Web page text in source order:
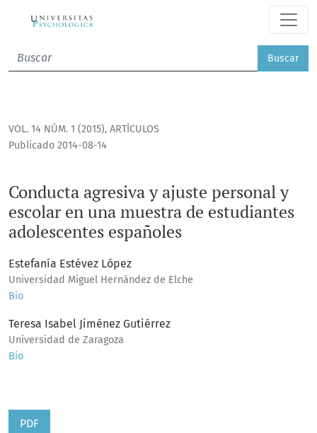
Conducta agresiva y ajuste personal y escolar en una
Buscar
VOL. 14 NÚM. 1 (2015), ARTÍCULOS
Conducta agresiva y ajuste personal y
escolar en una muestra de estudiantes
adolescentes españoles
Publicado 2014-08-14
Estefanía Estévez López
Universidad Miguel Hernández de Elche
Bio
Teresa Isabel Jiménez Gutiérrez
Universidad de Zaragoza
Bio
PDF